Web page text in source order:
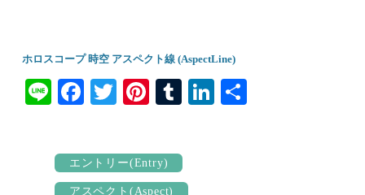
ホロスコープ 時空 アスペクト線 (AspectLine)
Li
Fa
ok
T
r
Pi
es
T
bl
Li
エントリー(Entry)
アスペクト(Aspect)